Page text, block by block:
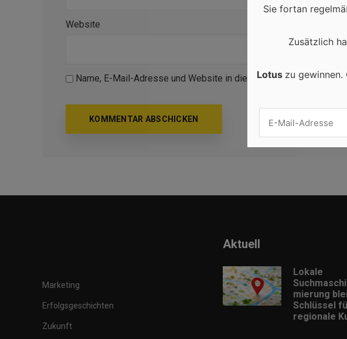
Website
Name, E-Mail-Adresse und Website in diesem Browser für
Marketing
Erfolgsgeschichten
Zukunft
Aktuell
Lokale
mierung
Schlüssel
regionale
Sie fortan
Zusätzlich
Lotus zu gewinnen.